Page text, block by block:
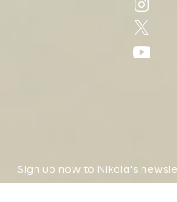
Sign up now to Nikola's
news and alerts about